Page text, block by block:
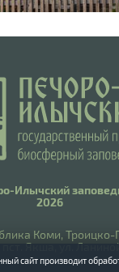
Илычский
2026
Коми, Троицко-
пст. Якша, ул.
сайт производит